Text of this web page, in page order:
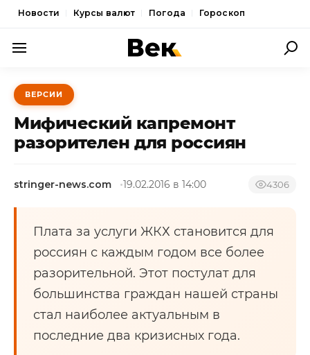
Новости Курсы валют Погода Гороскоп
ПОЛИТИКА
ЭКОНОМИКА
ОБЩЕСТВО
КУЛЬТУРА
ВЕРСИИ
Мифический капремонт
разорителен для россиян
stringer-news.com 19.02.2016 в 14:00 4306
Плата за услуги ЖКХ становится для
россиян с каждым годом все более
разорительной. Этот постулат для
большинства граждан нашей страны
стал наиболее актуальным в
последние два кризисных года.